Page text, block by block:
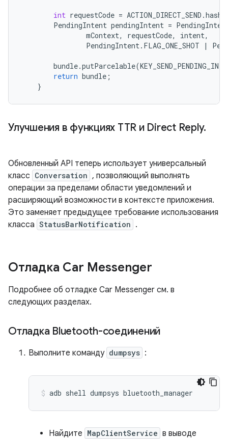
int requestCode = ACTION_DIRECT_SEND .
PendingIntent pendingIntent =
mContext, requestCode, intent,
PendingIntent . FLAG_ONE_SHOT |
bundle.putParcelable(
return bundle ;
}
Улучшения в функциях TTR и Direct Reply.
Обновленный API теперь использует универсальный
класс Conversation , позволяющий выполнять
операции за пределами области уведомлений и
расширяющий возможности в контексте приложения.
Это заменяет предыдущее требование использования
класса StatusBarNotification .
Отладка Car Messenger
Подробнее об отладке Car Messenger см. в
следующих разделах.
Отладка Bluetooth-соединений
Выполните команду dumpsys :
adb shell dumpsys bluetooth_manager
Найдите MapClientService в выводе